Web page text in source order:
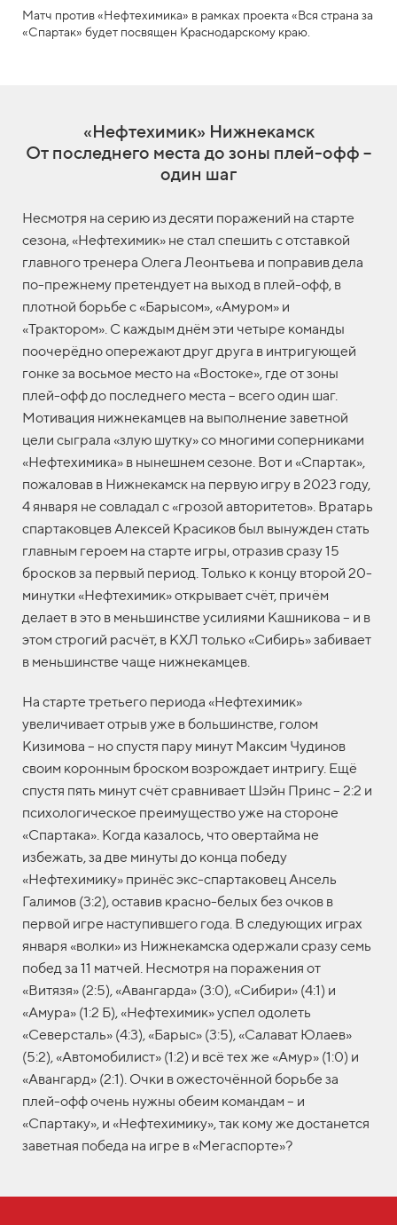
Матч против «Нефтехимика» в рамках проекта «Вся страна за
«Спартак» будет посвящен Краснодарскому краю.
«Нефтехимик» Нижнекамск
От последнего места до зоны плей-офф –
один шаг
Несмотря на серию из десяти поражений на старте
сезона, «Нефтехимик» не стал спешить с отставкой
главного тренера Олега Леонтьева и поправив дела
по-прежнему претендует на выход в плей-офф, в
плотной борьбе с «Барысом», «Амуром» и
«Трактором». С каждым днём эти четыре команды
поочерёдно опережают друг друга в интригующей
гонке за восьмое место на «Востоке», где от зоны
плей-офф до последнего места – всего один шаг.
Мотивация нижнекамцев на выполнение заветной
цели сыграла «злую шутку» со многими соперниками
«Нефтехимика» в нынешнем сезоне. Вот и «Спартак»,
пожаловав в Нижнекамск на первую игру в 2023 году,
4 января не совладал с «грозой авторитетов». Вратарь
спартаковцев Алексей Красиков был вынужден стать
главным героем на старте игры, отразив сразу 15
бросков за первый период. Только к концу второй 20-
минутки «Нефтехимик» открывает счёт, причём
делает в это в меньшинстве усилиями Кашникова – и в
этом строгий расчёт, в КХЛ только «Сибирь» забивает
в меньшинстве чаще нижнекамцев.
На старте третьего периода «Нефтехимик»
увеличивает отрыв уже в большинстве, голом
Кизимова – но спустя пару минут Максим Чудинов
своим коронным броском возрождает интригу. Ещё
спустя пять минут счёт сравнивает Шэйн Принс – 2:2 и
психологическое преимущество уже на стороне
«Спартака». Когда казалось, что овертайма не
избежать, за две минуты до конца победу
«Нефтехимику» принёс экс-спартаковец Ансель
Галимов (3:2), оставив красно-белых без очков в
первой игре наступившего года. В следующих играх
января «волки» из Нижнекамска одержали сразу семь
побед за 11 матчей. Несмотря на поражения от
«Витязя» (2:5), «Авангарда» (3:0), «Сибири» (4:1) и
«Амура» (1:2 Б), «Нефтехимик» успел одолеть
«Северсталь» (4:3), «Барыс» (3:5), «Салават Юлаев»
(5:2), «Автомобилист» (1:2) и всё тех же «Амур» (1:0) и
«Авангард» (2:1). Очки в ожесточённой борьбе за
плей-офф очень нужны обеим командам – и
«Спартаку», и «Нефтехимику», так кому же достанется
заветная победа на игре в «Мегаспорте»?